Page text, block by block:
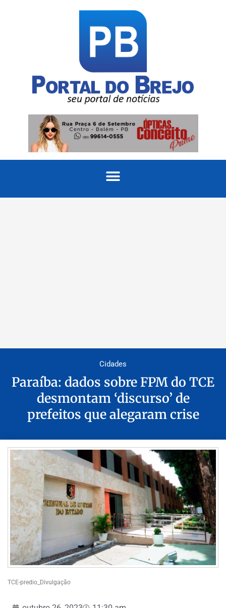
Cidades
Paraíba: dados sobre FPM do TCE
desmontam ‘discurso’ de
prefeitos que alegaram crise
TCE-predio_Divulgação